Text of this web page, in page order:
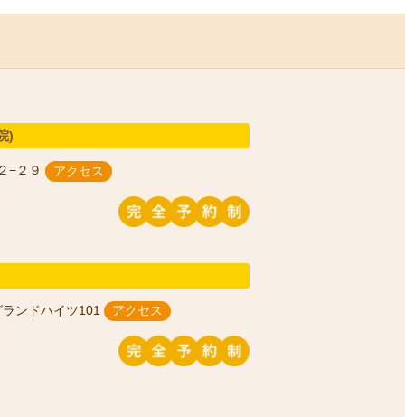
)
−２９ アクセス
ンドハイツ101 アクセス